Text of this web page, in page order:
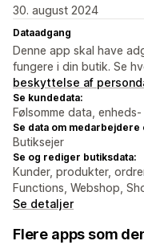
30. august 2024
Dataadgang
Denne app skal have
fungere i din butik. Se
beskyttelse af
Se kundedata:
Følsomme data,
Se data om
Butiksejer
Se og rediger butiksdata:
Kunder, produkter,
Functions, Webshop,
Se detaljer
Flere apps som